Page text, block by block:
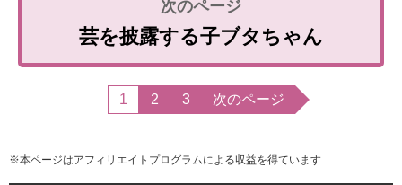
芸を披露する子ブタちゃん
1 2 3 次のページ
※本ページはアフィリエイトプログラムによる収益を得ています